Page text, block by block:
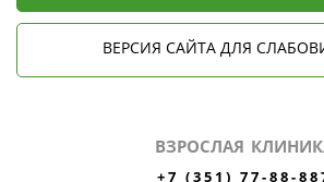
ВЕРСИЯ САЙТА ДЛЯ
ВЗРОСЛАЯ
+7 (351) 77-88-